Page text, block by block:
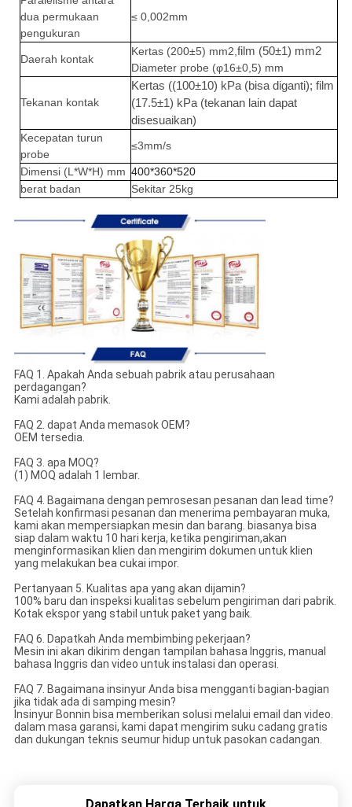
dua permukaan
pengukuran
≤ 0,002mm
Daerah kontak
Kertas (200±5) mm2,film (50±1) mm2
Diameter probe (φ16±0,5) mm
Tekanan kontak
Kertas ((100±10) kPa (bisa diganti); film
(17.5±1) kPa (tekanan lain dapat
disesuaikan)
Kecepatan turun
probe
≤3mm/s
Dimensi (L*W*H) mm 400*360*520
berat badan
Sekitar 25kg
FAQ 1. Apakah Anda sebuah pabrik atau perusahaan
perdagangan?
Kami adalah pabrik.
FAQ 2. dapat Anda memasok OEM?
OEM tersedia.
FAQ 3. apa MOQ?
(1) MOQ adalah 1 lembar.
FAQ 4. Bagaimana dengan pemrosesan pesanan dan lead time?
Setelah konfirmasi pesanan dan menerima pembayaran muka,
kami akan mempersiapkan mesin dan barang. biasanya bisa
siap dalam waktu 10 hari kerja, ketika pengiriman,akan
menginformasikan klien dan mengirim dokumen untuk klien
yang melakukan bea cukai impor.
Pertanyaan 5. Kualitas apa yang akan dijamin?
100% baru dan inspeksi kualitas sebelum pengiriman dari pabrik.
Kotak ekspor yang stabil untuk paket yang baik.
FAQ 6. Dapatkah Anda membimbing pekerjaan?
Mesin ini akan dikirim dengan tampilan bahasa Inggris, manual
bahasa Inggris dan video untuk instalasi dan operasi.
FAQ 7. Bagaimana insinyur Anda bisa mengganti bagian-bagian
jika tidak ada di samping mesin?
Insinyur Bonnin bisa memberikan solusi melalui email dan video.
dalam masa garansi, kami dapat mengirim suku cadang gratis
dan dukungan teknis seumur hidup untuk pasokan cadangan.